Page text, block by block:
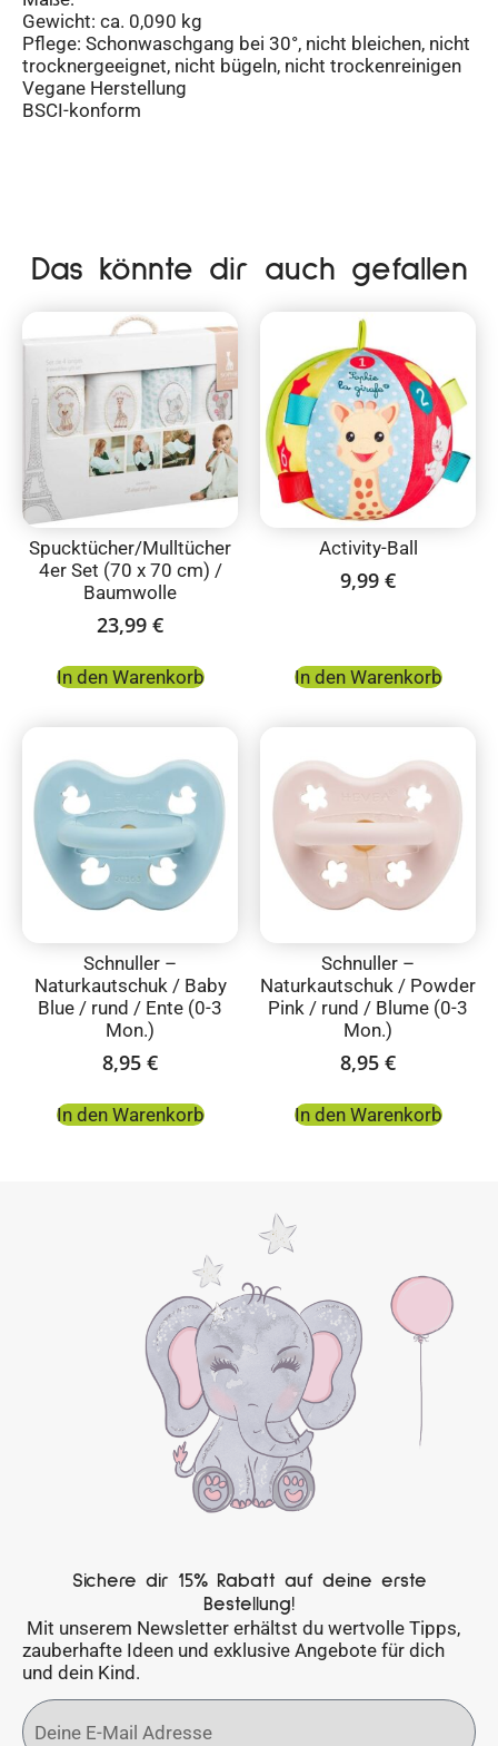
Gewicht: ca. 0,090 kg
Pflege: Schonwaschgang bei 30°, nicht bleichen, nicht
trocknergeeignet, nicht bügeln, nicht trockenreinigen
Vegane Herstellung
BSCI-konform
Das könnte dir auch gefallen
Spucktücher/Mulltücher
4er Set (70 x 70 cm) /
Baumwolle
23,99 €
In den Warenkorb
Activity-Ball
9,99 €
In den Warenkorb
Schnuller –
Naturkautschuk / Baby
Blue / rund / Ente (0-3
Mon.)
8,95 €
In den Warenkorb
Schnuller –
Naturkautschuk / Powder
Pink / rund / Blume (0-3
Mon.)
8,95 €
In den Warenkorb
Sichere dir 15% Rabatt auf deine erste
Bestellung!
Mit unserem Newsletter erhältst du wertvolle Tipps,
zauberhafte Ideen und exklusive Angebote für dich
und dein Kind.